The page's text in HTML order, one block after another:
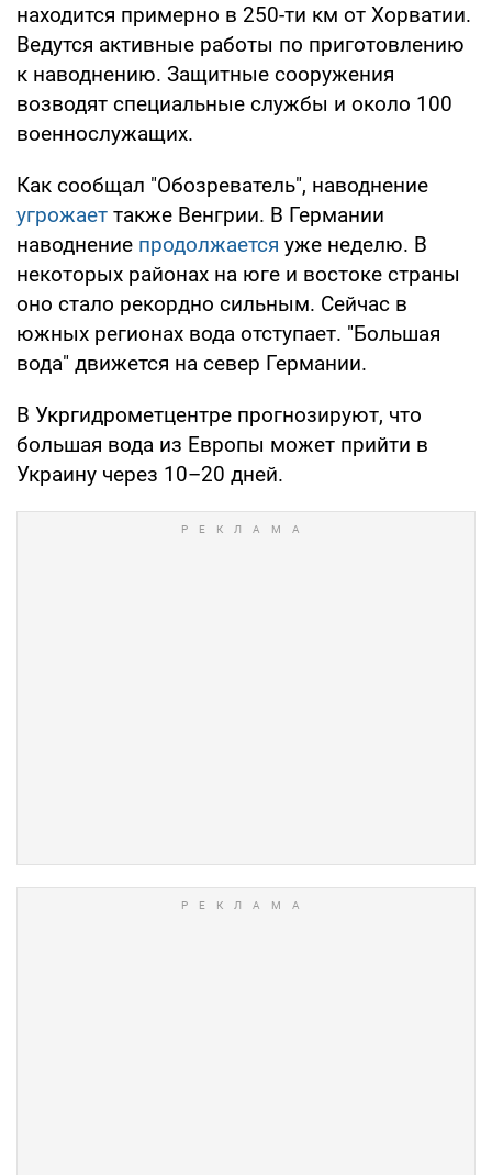
находится примерно в 250-ти км от Хорватии.
Ведутся активные работы по приготовлению
к наводнению. Защитные сооружения
возводят специальные службы и около 100
военнослужащих.
Как сообщал "Обозреватель", наводнение
угрожает также Венгрии. В Германии
наводнение продолжается уже неделю. В
некоторых районах на юге и востоке страны
оно стало рекордно сильным. Сейчас в
южных регионах вода отступает. "Большая
вода" движется на север Германии.
В Укргидрометцентре прогнозируют, что
большая вода из Европы может прийти в
Украину через 10–20 дней.